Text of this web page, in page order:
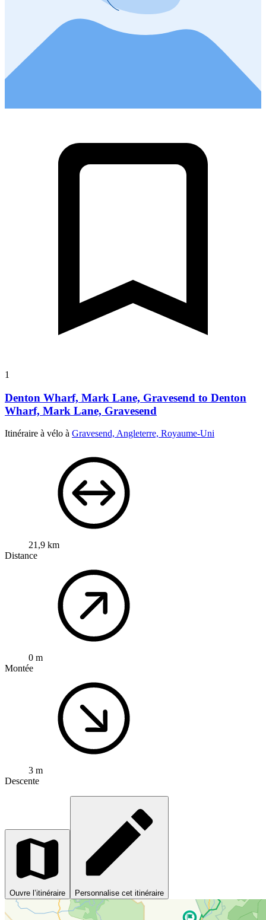
1
Denton Wharf, Mark Lane, Gravesend to Denton
Wharf, Mark Lane, Gravesend
Itinéraire à vélo à Gravesend, Angleterre, Royaume-Uni
21,9 km
Distance
0 m
Montée
3 m
Descente
Ouvre l’itinéraire Personnalise cet itinéraire